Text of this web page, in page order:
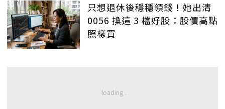
只想退休後穩穩領錢！她出清
0056 換這 3 檔好股：股價高點
照樣買